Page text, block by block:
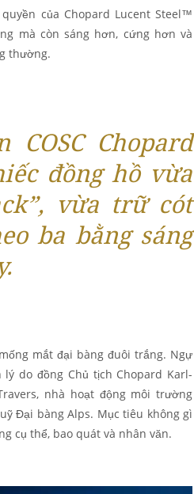
của Chopard Lucent Steel™
mà còn sáng hơn, cứng hơn và
thường.
Chopard
đồng hồ vừa
vừa trữ cót
ba bằng sáng
mắt đại bàng đuôi trắng. Ngự
do đồng Chủ tịch Chopard Karl-
nhà hoạt động môi trường
Đại bàng Alps. Mục tiêu không gì
cụ thể, bao quát và nhân văn.